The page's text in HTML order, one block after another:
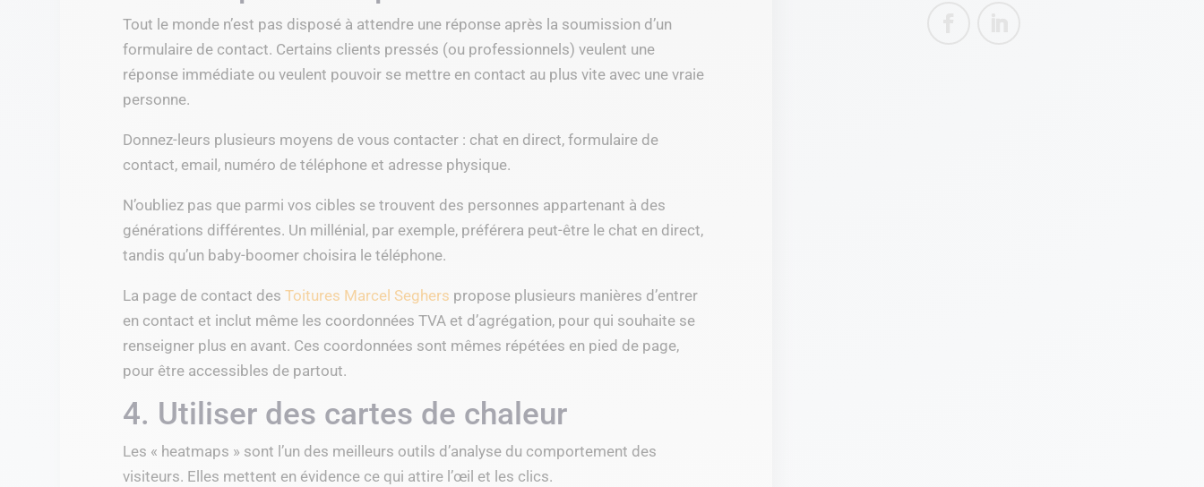
Tout le monde n’est pas disposé à attendre une réponse après la soumission d’un
formulaire de contact. Certains clients pressés (ou professionnels) veulent une
réponse immédiate ou veulent pouvoir se mettre en contact au plus vite avec une vraie
personne.
Donnez-leurs plusieurs moyens de vous contacter : chat en direct, formulaire de
contact, email, numéro de téléphone et adresse physique.
N’oubliez pas que parmi vos cibles se trouvent des personnes appartenant à des
générations différentes. Un millénial, par exemple, préférera peut-être le chat en direct,
tandis qu’un baby-boomer choisira le téléphone.
La page de contact desToitures Marcel Seghers propose plusieurs manières d’entrer
en contact et inclut même les coordonnées TVA et d’agrégation, pour qui souhaite se
renseigner plus en avant. Ces coordonnées sont mêmes répétées en pied de page,
pour être accessibles de partout.
4. Utiliser des cartes de chaleur
Les « heatmaps » sont l’un des meilleurs outils d’analyse du comportement des
visiteurs. Elles mettent en évidence ce qui attire l’œil et les clics.